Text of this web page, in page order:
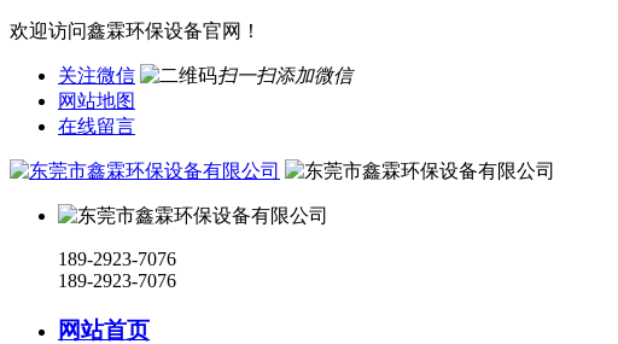
欢迎访问鑫霖环保设备官网！
关注微信
扫一扫添加微信
网站地图
在线留言
189-2923-7076
189-2923-7076
网站首页